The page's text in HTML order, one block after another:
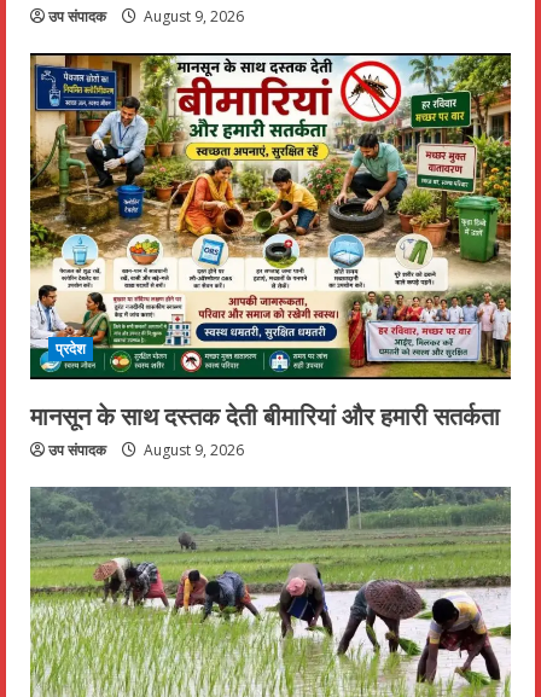
उप संपादक August 9, 2026
प्रदेश
मानसून के साथ दस्तक देती बीमारियां और हमारी सतर्कता
उप संपादक August 9, 2026